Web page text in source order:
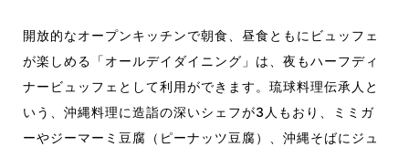
開放的なオープンキッチンで朝食、昼食ともにビュッフェ
が楽しめる「オールデイダイニング」は、夜もハーフディ
ナービュッフェとして利用ができます。琉球料理伝承人と
いう、沖縄料理に造詣の深いシェフが3人もおり、ミミガ
ーやジーマーミ豆腐（ピーナッツ豆腐）、沖縄そばにジュ